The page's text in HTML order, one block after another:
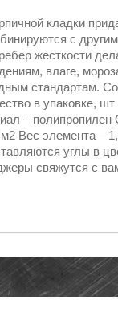
кладки
с
жесткости
влаге,
стандартам.
в упаковке,
– полипропилен
Вес элемента –
углы в
свяжутся с